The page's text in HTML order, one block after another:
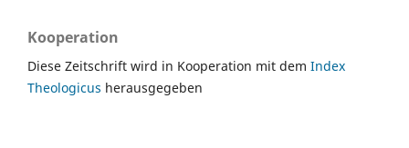
Kooperation
Diese Zeitschrift wird in Kooperation mit dem Index
Theologicus herausgegeben